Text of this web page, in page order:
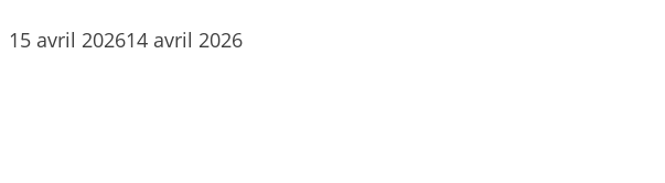
15 avril 202614 avril 2026